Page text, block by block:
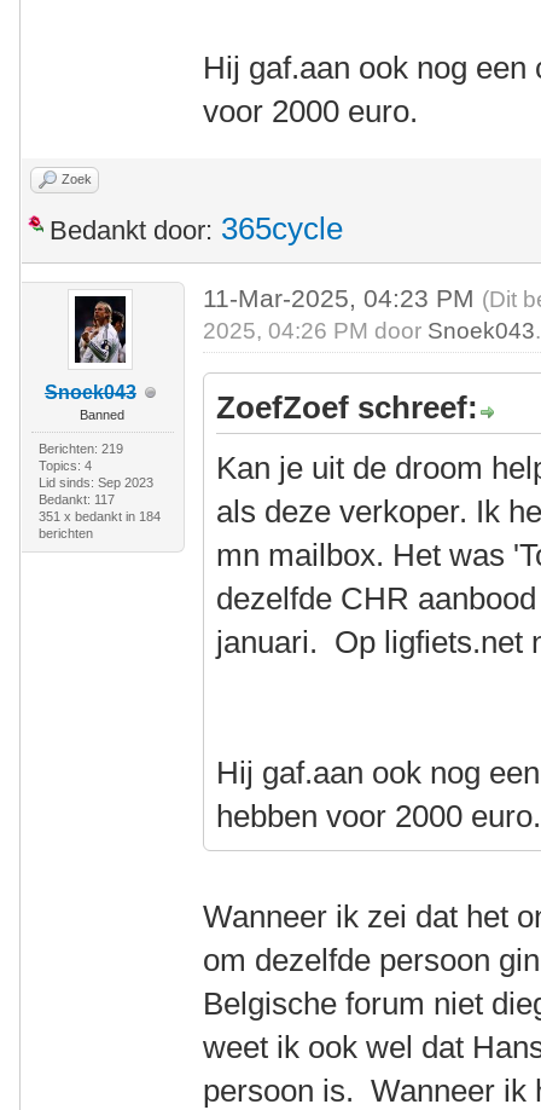
Hij gaf.aan ook nog
voor 2000 euro.
Zoek
Bedankt door: 365cycle
Snoek043
Banned
Berichten: 219
Topics: 4
Lid sinds: Sep 2023
Bedankt: 117
351 x bedankt in 184
berichten
11-Mar-2025, 04:23 PM (Dit
2025, 04:26 PM door Snoek043
ZoefZoef schreef:
Kan je uit de droom
als deze verkoper. Ik
mn mailbox. Het was
dezelfde CHR
januari. Op ligfiets.net
Hij gaf.aan ook nog
hebben voor 2000 euro.
Wanneer ik zei dat het
om dezelfde persoon
Belgische forum niet
weet ik ook wel dat
persoon is. Wanneer ik